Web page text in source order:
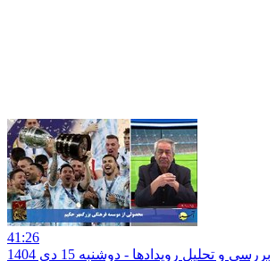
41:26
بررسی و تحلیل رویدادها - دوشنبه 15 دی 1404